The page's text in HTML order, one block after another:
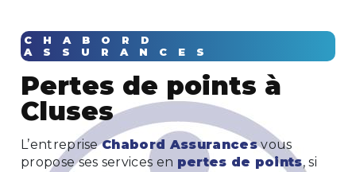
CHABORD
ASSURANCES
pertes de points à
Cluses
L’entrepriseChabord Assurancesvous
propose ses services en pertes de points, si